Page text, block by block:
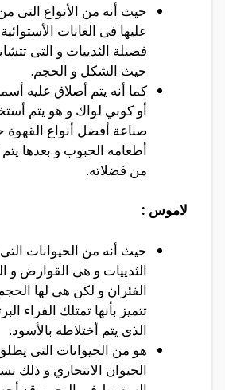
حيث أنه من الأنواع التى
عليها فى الغابات
فصيلة الثدييات و التى
حيث الشكل و الحجم.
كما أنه يتم أصلاق عليه
أو كوبي لواك و هو يتم
صناعة أفضل أنواع القهوة
أطعامه الحبوب و بعدها
من فضلاته.
لاموس :
حيث أنه من الحيوانات
الثدييات و هى القوارض و
الفئران و لكن هى لها
تتميز بأنها تمتلك الفراء
الذى يتم أختلاطه بالأسود.
هو من الحيوانات التى
الحيوان الانتحاري و ذلك